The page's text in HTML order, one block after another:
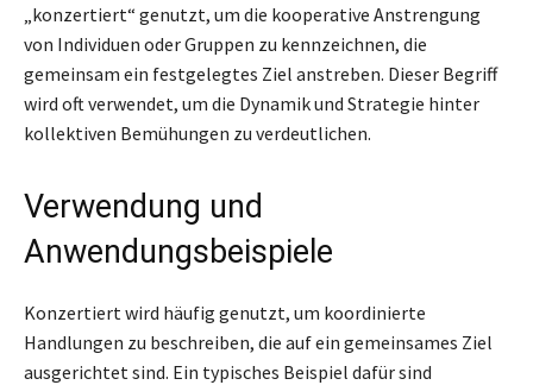
„konzertiert“ genutzt, um die kooperative Anstrengung
von Individuen oder Gruppen zu kennzeichnen, die
gemeinsam ein festgelegtes Ziel anstreben. Dieser Begriff
wird oft verwendet, um die Dynamik und Strategie hinter
kollektiven Bemühungen zu verdeutlichen.
Verwendung und
Anwendungsbeispiele
Konzertiert wird häufig genutzt, um koordinierte
Handlungen zu beschreiben, die auf ein gemeinsames Ziel
ausgerichtet sind. Ein typisches Beispiel dafür sind